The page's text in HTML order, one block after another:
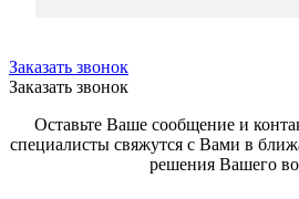
Заказать звонок
Заказать звонок
Оставьте Ваше сообщение и
специалисты свяжутся с Вами в
решения Вашего